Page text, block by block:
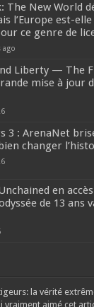
The New World
l’Europe est-
ce genre de
ago
Liberty — The
mise à jour
3 : ArenaNet
changer
en
de 13 ans
la vérité
vraiment aimé cet